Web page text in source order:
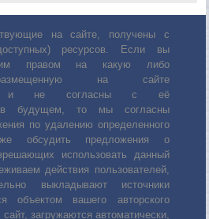
на сайте, получены с
ресурсов. Если вы
правом на какую либо
на сайте
не согласны с её
в будущем, то мы согласны
по удалению определенного
обсудить предложения о
использовать данный
действия пользователей,
выкладывают источники
объектом вашего авторского
загружаются автоматически,